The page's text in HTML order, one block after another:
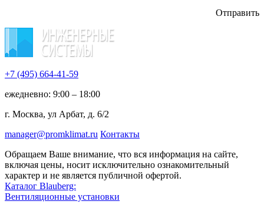
Отправить
+7 (495) 664-41-59
ежедневно: 9:00 – 18:00
г. Москва, ул Арбат, д. 6/2
manager@promklimat.ru Контакты
Обращаем Ваше внимание, что вся информация на сайте,
включая цены, носит исключительно ознакомительный
характер и не является публичной офертой.
Каталог Blauberg:
Вентиляционные установки